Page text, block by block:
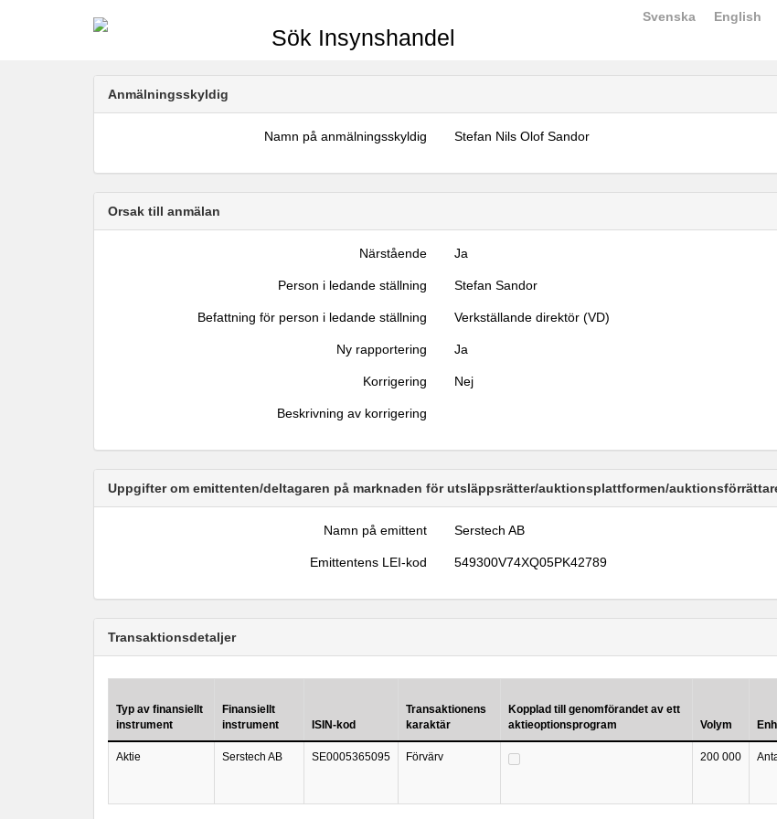
Sök Insynshandel
Svenska English
Anmälningsskyldig
Namn på anmälningsskyldig Stefan Nils Olof Sandor
Orsak till anmälan
Närstående Ja
Person i ledande ställning Stefan Sandor
Befattning för person i ledande ställning Verkställande direktör (VD)
Ny rapportering Ja
Korrigering Nej
Beskrivning av korrigering
Uppgifter om emittenten/deltagaren på marknaden för utsläppsrätter/auktionsplattformen/
Namn på emittent Serstech AB
Emittentens LEI-kod 549300V74XQ05PK42789
Transaktionsdetaljer
Typ av finansiellt
instrument
Finansiellt
instrument
ISIN-kod
Transaktionens
karaktär
Kopplad till genomförandet av ett
aktieoptionsprogram
Volym
Aktie Serstech AB SE0005365095 Förvärv 200 000